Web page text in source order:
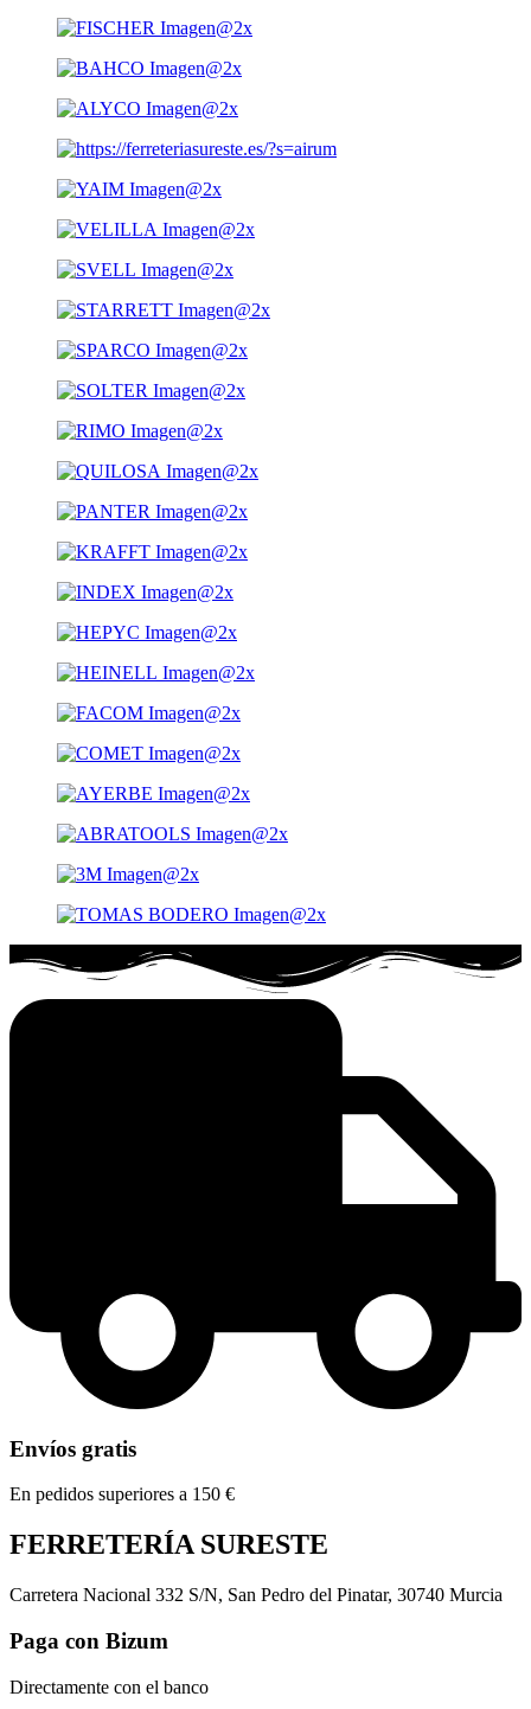
Envíos gratis
En pedidos superiores a 150 €
FERRETERÍA SURESTE
Carretera Nacional 332 S/N, San Pedro del Pinatar, 30740 Murcia
Paga con Bizum
Directamente con el banco